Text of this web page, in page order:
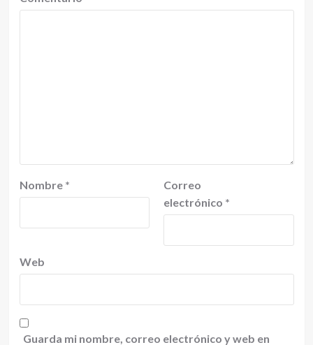
Nombre *
Correo
electrónico *
Web
Guarda mi nombre, correo electrónico y web en